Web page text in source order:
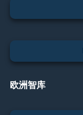
欧洲智库